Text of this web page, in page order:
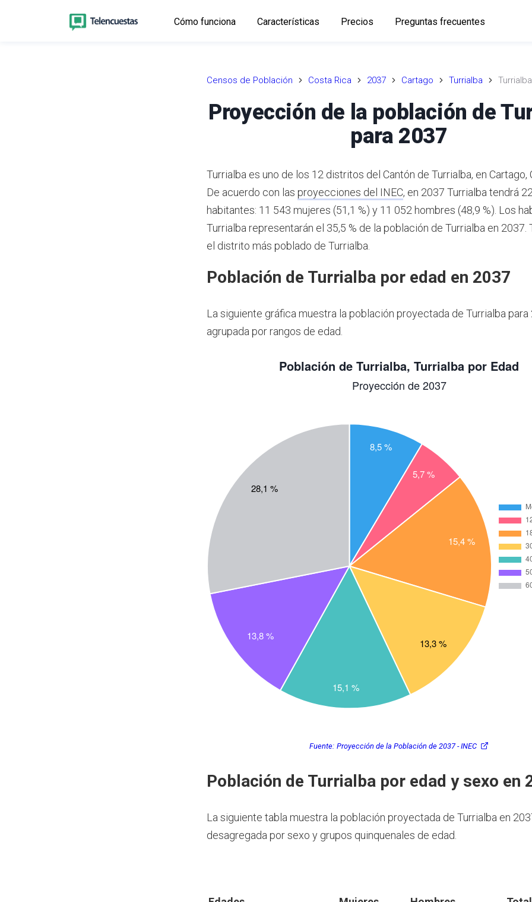
Cómo funciona Características Precios Preguntas frecuentes
Censos de Población Costa Rica 2037 Cartago Turrialba Turrialba
Proyección de la población de
para 2037
Turrialba es uno de los 12 distritos del Cantón de Turrialba, en Cartago,
De acuerdo con las proyecciones del INEC, en 2037 Turrialba tendrá
habitantes: 11 543 mujeres (51,1 %) y 11 052 hombres (48,9 %). Los
Turrialba representarán el 35,5 % de la población de Turrialba en 2037.
el distrito más poblado de Turrialba.
Población de Turrialba por edad en 2037
La siguiente gráfica muestra la población proyectada de Turrialba para
agrupada por rangos de edad.
Fuente: Proyección de la Población de 2037 - INEC
Población de Turrialba por edad y sexo en
La siguiente tabla muestra la población proyectada de Turrialba en
desagregada por sexo y grupos quinquenales de edad.